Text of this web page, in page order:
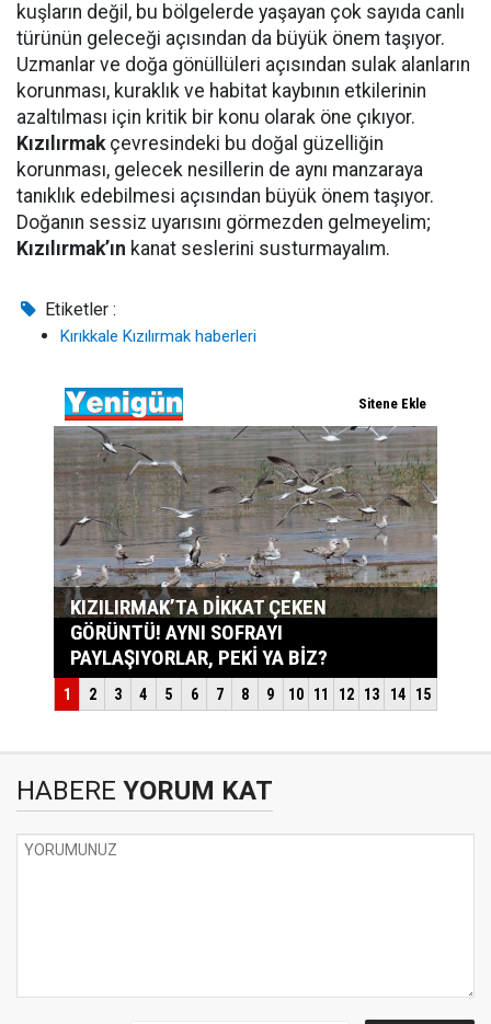
kuşların değil, bu bölgelerde yaşayan çok sayıda canlı
türünün geleceği açısından da büyük önem taşıyor.
Uzmanlar ve doğa gönüllüleri açısından sulak alanların
korunması, kuraklık ve habitat kaybının etkilerinin
azaltılması için kritik bir konu olarak öne çıkıyor.
Kızılırmak çevresindeki bu doğal güzelliğin
korunması, gelecek nesillerin de aynı manzaraya
tanıklık edebilmesi açısından büyük önem taşıyor.
Doğanın sessiz uyarısını görmezden gelmeyelim;
Kızılırmak’ın kanat seslerini susturmayalım.
Etiketler :
Kırıkkale Kızılırmak haberleri
HABERE YORUM KAT